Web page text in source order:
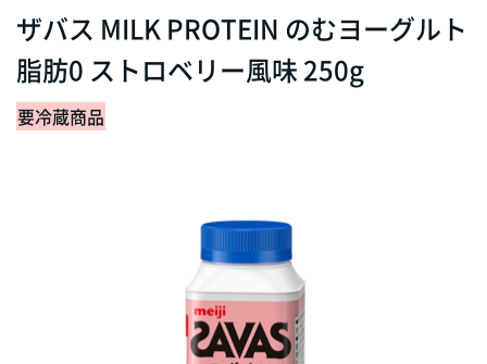
ザバス MILK PROTEIN のむヨーグルト
脂肪0 ストロベリー風味 250g
要冷蔵商品